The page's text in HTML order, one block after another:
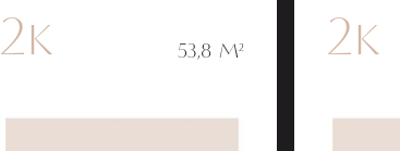
2к 53,8 М² 2к